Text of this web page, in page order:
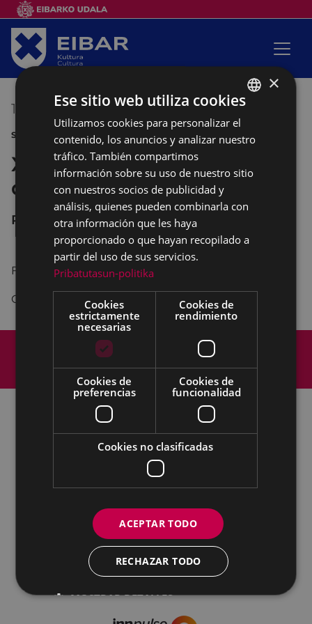
15/06/2018 17:00 -19:00
SANJUANAK DEPORTE
XV Premio Ciudad de Eibar
de squash
Polideportivo IPURUA
Fase eliminatoria.
Organiza: Club Deportivo Eibar.
Mapa del Sitio
Aviso legal
Política de cookies
Contacto
Accesibilidad
Cultura - Untzaga plaza, 1 | 20600 Eibar
943 70 84 39 / 943 70 84 00 (Pegora)
IFZ: P2003100A | DIR3 L01200300
BASQUE
SPANISH
×
Ese sitio web utiliza cookies
Utilizamos cookies para personalizar el
contenido, los anuncios y analizar nuestro
tráfico. También compartimos
información sobre su uso de nuestro sitio
con nuestros socios de publicidad y
análisis, quienes pueden combinarla con
otra información que les haya
proporcionado o que hayan recopilado a
partir del uso de sus servicios.
Pribatutasun-politika
Cookies
estrictamente
necesarias
Cookies de
rendimiento
Cookies de
preferencias
Cookies de
funcionalidad
Cookies no clasificadas
ACEPTAR TODO
RECHAZAR TODO
MOSTRAR DETALLES